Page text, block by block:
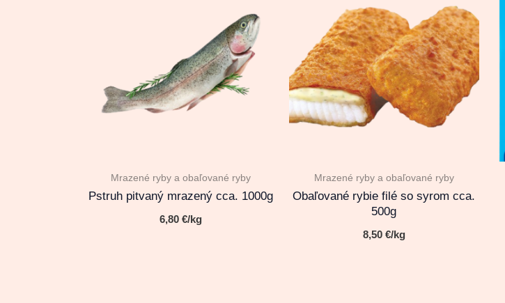
Mrazené ryby a obaľované ryby
Pstruh pitvaný mrazený cca. 1000g
6,80 €/kg
Mrazené ryby a obaľované ryby
Obaľované rybie filé so syrom cca.
500g
8,50 €/kg